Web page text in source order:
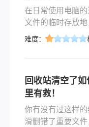
在日常使用电脑
文件的临时存放
有时我们可能会
详细介绍如何把
难度：
回收站清空了
里有救！
你有没有过这样
滑删错了重要文